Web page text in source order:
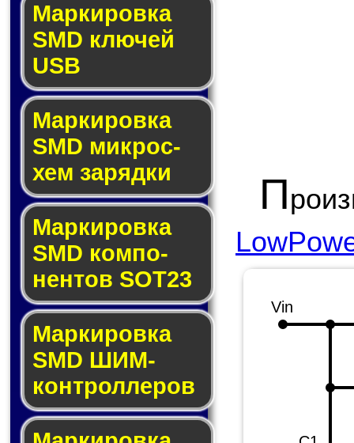
Маркировка
SMD клю­чей
USB
Маркировка
SMD мик­рос­
хем за­ряд­ки
Маркировка
SMD ком­по­
нен­тов SOT23
Маркировка
SMD ШИМ-
кон­трол­ле­ров
П
Vin